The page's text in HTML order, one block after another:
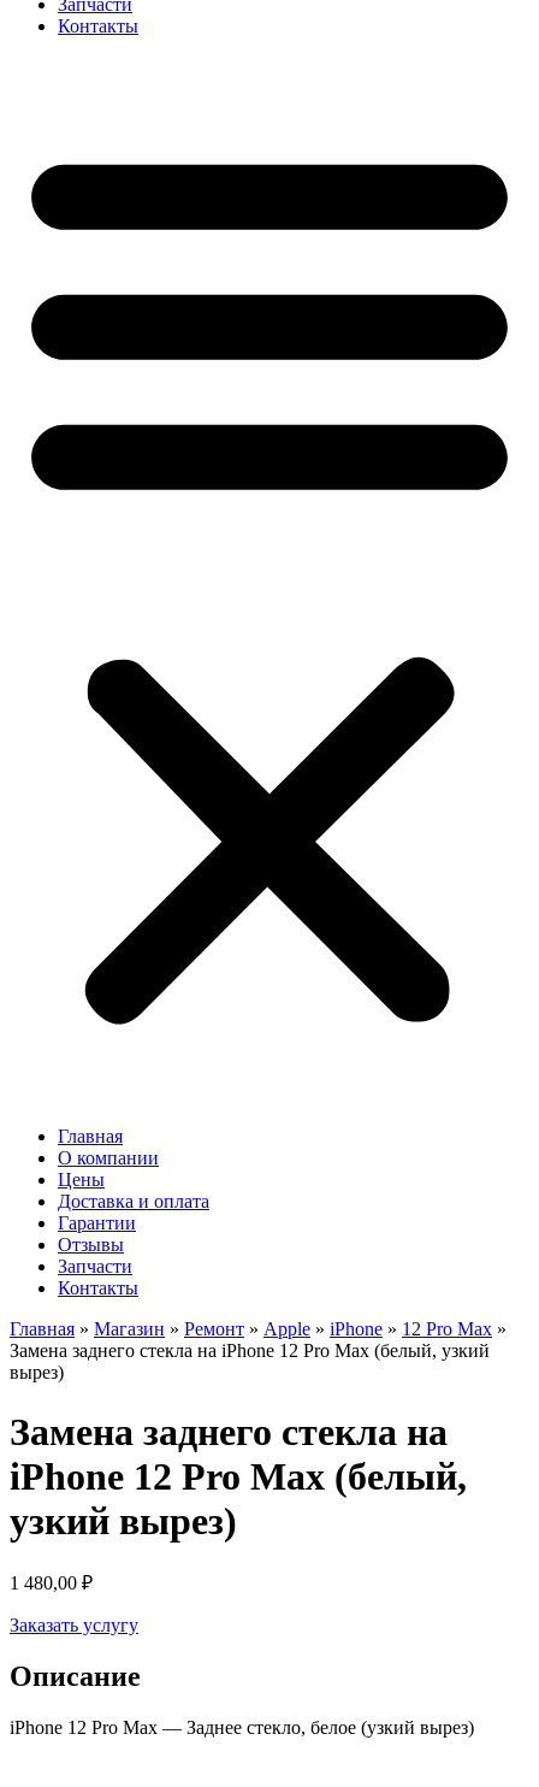
Запчасти
Контакты
Главная
О компании
Цены
Доставка и оплата
Гарантии
Отзывы
Запчасти
Контакты
Главная » Магазин » Ремонт » Apple » iPhone » 12 Pro Max »
Замена заднего стекла на iPhone 12 Pro Max (белый, узкий
вырез)
Замена заднего стекла на
iPhone 12 Pro Max (белый,
узкий вырез)
1 480,00 ₽
Заказать услугу
Описание
iPhone 12 Pro Max — Заднее стекло, белое (узкий вырез)